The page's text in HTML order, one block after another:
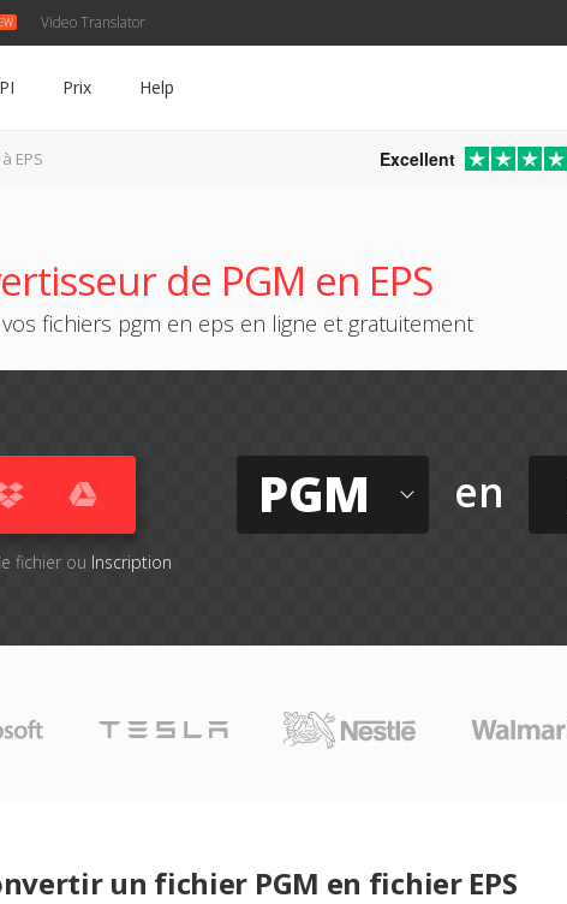
Video Translator
Prix Help
EPS Excellent
de PGM en EPS
fichiers pgm en eps en ligne et gratuitement
fichier ou Inscription
PGM en
un fichier PGM en fichier EPS